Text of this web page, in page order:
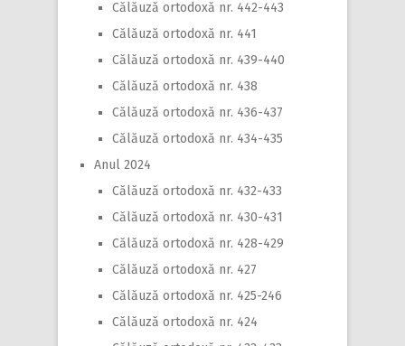
Călăuză ortodoxă nr. 442-443
Călăuză ortodoxă nr. 441
Călăuză ortodoxă nr. 439-440
Călăuză ortodoxă nr. 438
Călăuză ortodoxă nr. 436-437
Călăuză ortodoxă nr. 434-435
Anul 2024
Călăuză ortodoxă nr. 432-433
Călăuză ortodoxă nr. 430-431
Călăuză ortodoxă nr. 428-429
Călăuză ortodoxă nr. 427
Călăuză ortodoxă nr. 425-246
Călăuză ortodoxă nr. 424